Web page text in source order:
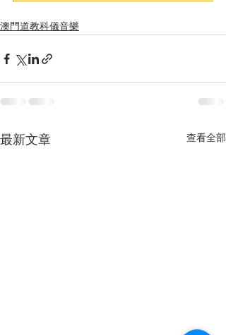
澳門道教科儀音樂
最新文章 查看全部